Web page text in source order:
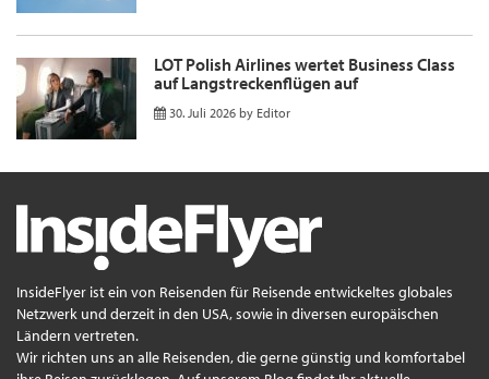
LOT Polish Airlines wertet Business Class
auf Langstreckenflügen auf
30. Juli 2026 by Editor
InsideFlyer ist ein von Reisenden für Reisende entwickeltes globales
Netzwerk und derzeit in den USA, sowie in diversen europäischen
Ländern vertreten.
Wir richten uns an alle Reisenden, die gerne günstig und komfortabel